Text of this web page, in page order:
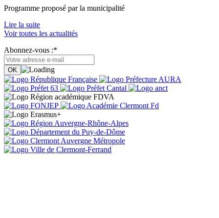
Programme proposé par la municipalité
Lire la suite
Voir toutes les actualités
Abonnez-vous :*